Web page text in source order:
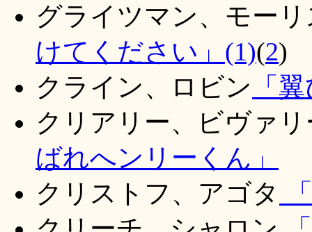
グライツマン、モーリ
けてください」(1)(2)
クライン、ロビン 「
クリアリー、ビヴァ
ばれへンリーくん」
クリストフ、アゴタ